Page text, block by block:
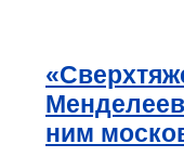
ним